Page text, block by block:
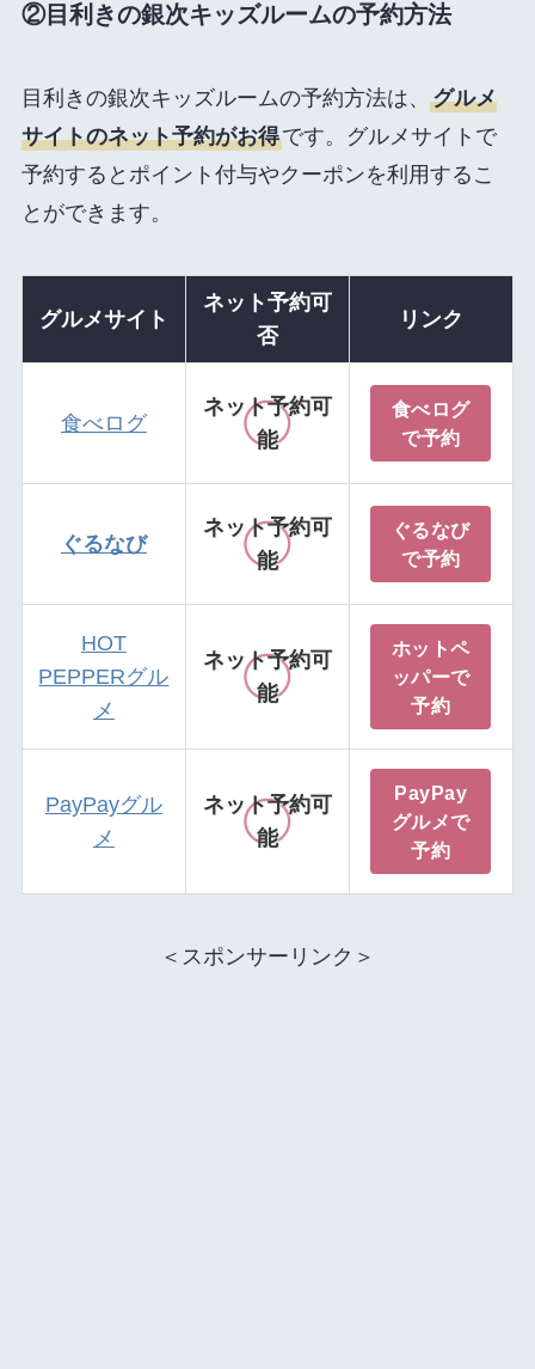
②目利きの銀次キッズルームの予約方法
目利きの銀次キッズルームの予約方法は、 グルメ
サイトのネット予約がお得です。グルメサイトで
予約するとポイント付与やクーポンを利用するこ
とができます。
グルメサイト
ネット予約可
否
リンク
食べログ
ネット予約可
能
食べログ
で予約
ぐるなび
ネット予約可
能
ぐるなび
で予約
HOT
PEPPERグル
メ
ネット予約可
能
ホットペ
ッパーで
予約
PayPayグル
メ
ネット予約可
能
PayPay
グルメで
予約
＜スポンサーリンク＞